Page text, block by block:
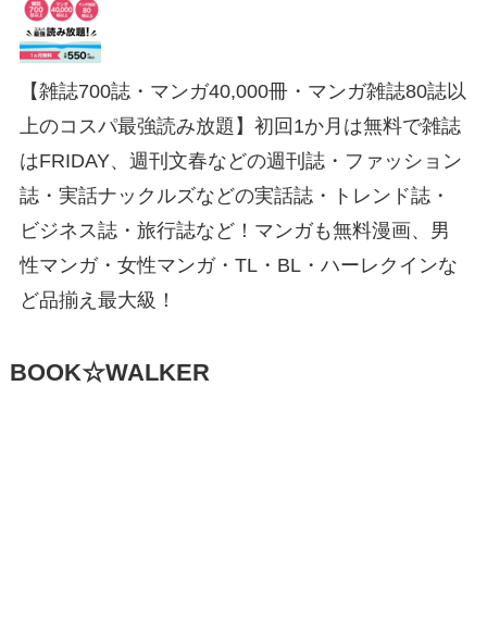
【雑誌700誌・マンガ40,000冊・マンガ雑誌80誌以
上のコスパ最強読み放題】初回1か月は無料で雑誌
はFRIDAY、週刊文春などの週刊誌・ファッション
誌・実話ナックルズなどの実話誌・トレンド誌・
ビジネス誌・旅行誌など！マンガも無料漫画、男
性マンガ・女性マンガ・TL・BL・ハーレクインな
ど品揃え最大級！
BOOK☆WALKER